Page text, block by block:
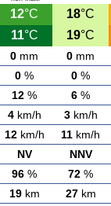
12°C 18°C
11°C 19°C
0 mm 0 mm
0 % 0 %
12 % 6 %
4km/h 3km/h
12km/h 11 km/h
NV NNV
96 % 72 %
19km 27km